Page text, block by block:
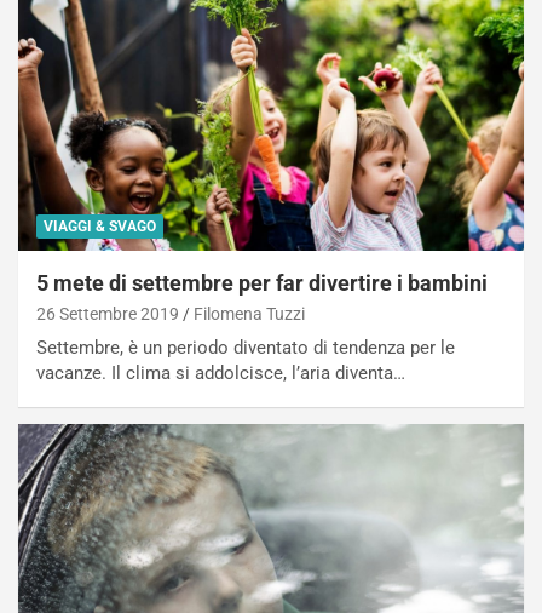
VIAGGI & SVAGO
5 mete di settembre per far divertire i bambini
26 Settembre 2019 Filomena Tuzzi
Settembre, è un periodo diventato di tendenza per le
vacanze. Il clima si addolcisce, l’aria diventa…